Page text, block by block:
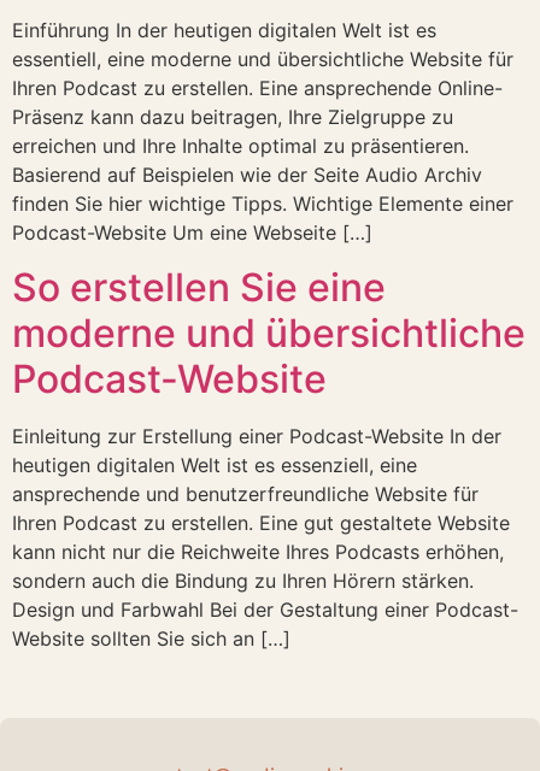
Einführung In der heutigen digitalen Welt ist es
essentiell, eine moderne und übersichtliche Website für
Ihren Podcast zu erstellen. Eine ansprechende Online-
Präsenz kann dazu beitragen, Ihre Zielgruppe zu
erreichen und Ihre Inhalte optimal zu präsentieren.
Basierend auf Beispielen wie der Seite Audio Archiv
finden Sie hier wichtige Tipps. Wichtige Elemente einer
Podcast-Website Um eine Webseite […]
So erstellen Sie eine
moderne und übersichtliche
Podcast-Website
Einleitung zur Erstellung einer Podcast-Website In der
heutigen digitalen Welt ist es essenziell, eine
ansprechende und benutzerfreundliche Website für
Ihren Podcast zu erstellen. Eine gut gestaltete Website
kann nicht nur die Reichweite Ihres Podcasts erhöhen,
sondern auch die Bindung zu Ihren Hörern stärken.
Design und Farbwahl Bei der Gestaltung einer Podcast-
Website sollten Sie sich an […]